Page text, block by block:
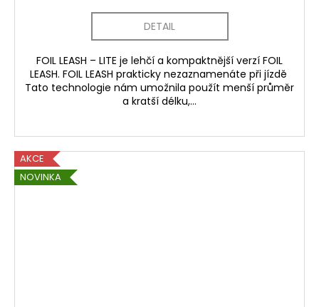
DETAIL
FOIL LEASH – LITE je lehčí a kompaktnější verzí FOIL
LEASH. FOIL LEASH prakticky nezaznamenáte při jízdě
Tato technologie nám umožnila použít menší průměr
a kratší délku,...
AKCE
NOVINKA